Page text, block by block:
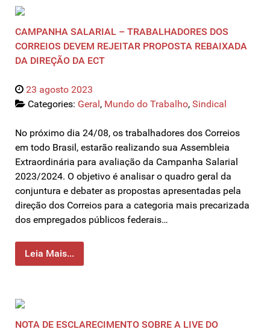
CAMPANHA SALARIAL – TRABALHADORES DOS
CORREIOS DEVEM REJEITAR PROPOSTA REBAIXADA
DA DIREÇÃO DA ECT
23 agosto 2023
Categories: Geral, Mundo do Trabalho, Sindical
No próximo dia 24/08, os trabalhadores dos Correios
em todo Brasil, estarão realizando sua Assembleia
Extraordinária para avaliação da Campanha Salarial
2023/2024. O objetivo é analisar o quadro geral da
conjuntura e debater as propostas apresentadas pela
direção dos Correios para a categoria mais precarizada
dos empregados públicos federais…
Leia Mais...
NOTA DE ESCLARECIMENTO SOBRE A LIVE DO